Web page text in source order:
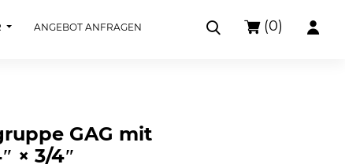
ANGEBOT ANFRAGEN (0)
GAG mit
× 3/4″